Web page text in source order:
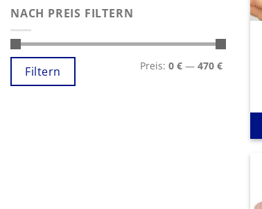
NACH PREIS FILTERN
Min.
Preis
Max.
PreisFiltern Preis: 0 € — 470 €